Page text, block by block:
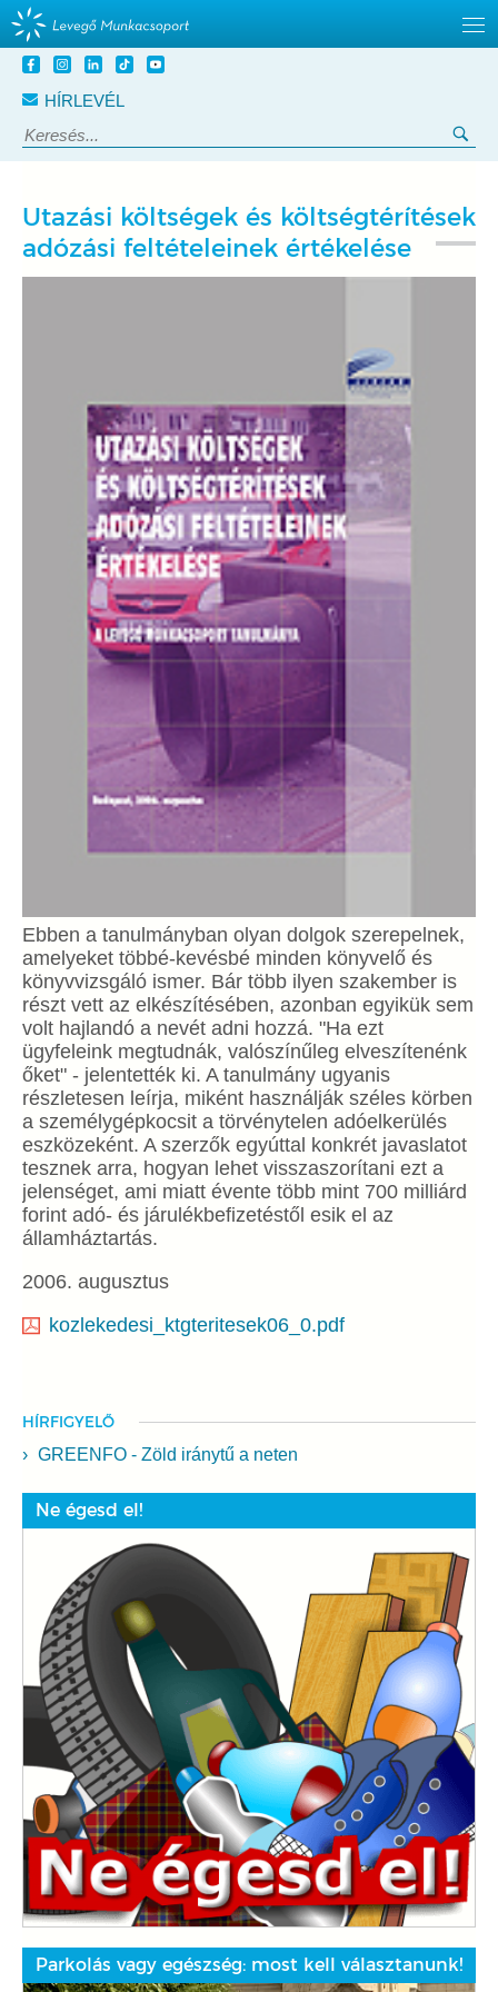
Tovább
tartalomra
HÍRLEVÉL
Keresés:
Utazási költségek és költségtérítések
adózási feltételeinek értékelése
Ebben a tanulmányban olyan dolgok szerepelnek,
amelyeket többé-kevésbé minden könyvelő és
könyvvizsgáló ismer. Bár több ilyen szakember is
részt vett az elkészítésében, azonban egyikük sem
volt hajlandó a nevét adni hozzá. "Ha ezt
ügyfeleink megtudnák, valószínűleg elveszítenénk
őket" - jelentették ki. A tanulmány ugyanis
részletesen leírja, miként használják széles körben
a személygépkocsit a törvénytelen adóelkerülés
eszközeként. A szerzők egyúttal konkrét javaslatot
tesznek arra, hogyan lehet visszaszorítani ezt a
jelenséget, ami miatt évente több mint 700 milliárd
forint adó- és járulékbefizetéstől esik el az
államháztartás.
2006. augusztus
kozlekedesi_ktgteritesek06_0.pdf
HÍRFIGYELŐ
GREENFO - Zöld iránytű a neten
Ne égesd el!
Parkolás vagy egészség: most kell választanunk!